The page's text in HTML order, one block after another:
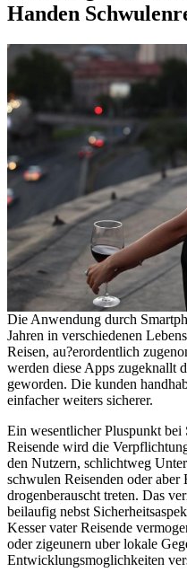
Handen
Die Anwendung durch
Jahren in verschiedenen
Reisen, au?erordentlich
werden diese Apps zugeknallt
geworden. Die kunden
einfacher weiters sicherer.
Ein wesentlicher Pluspunkt
Reisende wird die
den Nutzern, schlichtweg
schwulen Reisenden oder
drogenberauscht treten. Das
beilaufig nebst
Kesser vater Reisende
oder zigeunern uber lokale
Entwicklungsmoglichkeiten